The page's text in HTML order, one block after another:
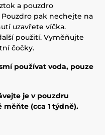
a pouzdro
pak nechejte na
uzavřete víčka.
použití. Vyměňujte
čočky.
používat voda, pouze
je v pouzdru
měňte (cca 1 týdně).